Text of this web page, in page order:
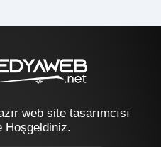
web site tasarımcısı
Hoşgeldiniz.